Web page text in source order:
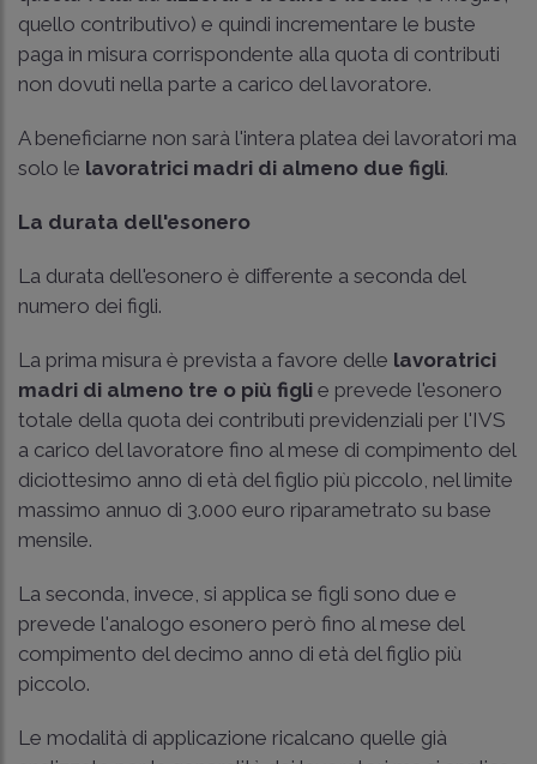
quello contributivo) e quindi incrementare le buste
paga in misura corrispondente alla quota di contributi
non dovuti nella parte a carico del lavoratore.
A beneficiarne non sarà l'intera platea dei lavoratori ma
solo le lavoratrici madri di almeno due figli.
La durata dell'esonero
La durata dell'esonero è differente a seconda del
numero dei figli.
La prima misura è prevista a favore delle lavoratrici
madri di almeno tre o più figli e prevede l'esonero
totale della quota dei contributi previdenziali per l'IVS
a carico del lavoratore fino al mese di compimento del
diciottesimo anno di età del figlio più piccolo, nel limite
massimo annuo di 3.000 euro riparametrato su base
mensile.
La seconda, invece, si applica se figli sono due e
prevede l'analogo esonero però fino al mese del
compimento del decimo anno di età del figlio più
piccolo.
Le modalità di applicazione ricalcano quelle già